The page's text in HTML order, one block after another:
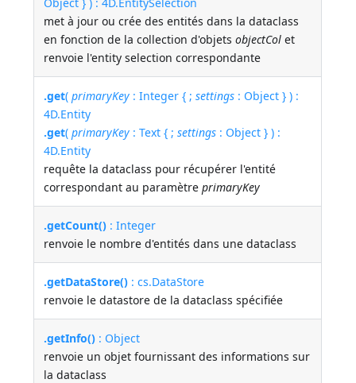
met à jour ou crée des entités dans la dataclass
en fonction de la collection d'objetsobjectCol et
renvoie l'entity selection correspondante
.get(primaryKey : Integer { ;settings : Object } ) :
4D.Entity
.get(primaryKey : Text { ;settings : Object } ) :
4D.Entity
requête la dataclass pour récupérer l'entité
correspondant au paramètreprimaryKey
.getCount() : Integer
renvoie le nombre d'entités dans une dataclass
.getDataStore() : cs.DataStore
renvoie le datastore de la dataclass spécifiée
.getInfo() : Object
renvoie un objet fournissant des informations sur
la dataclass